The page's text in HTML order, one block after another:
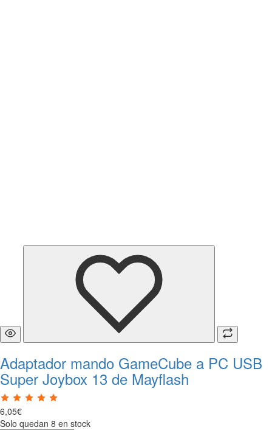
Adaptador mando GameCube a PC USB
Super Joybox 13 de Mayflash
6,05€
Solo quedan 8 en stock